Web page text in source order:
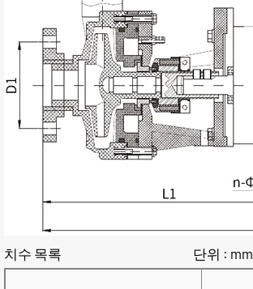
치수 목록 단위 : mm